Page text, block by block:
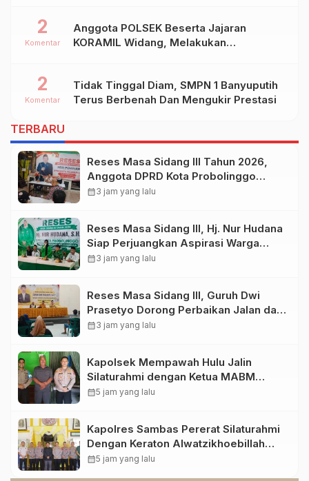
Anggota POLSEK Beserta Jajaran
KORAMIL Widang, Melakukan
Kab.TUBAN
2
Komentar
Tidak Tinggal Diam, SMPN 1 Banyuputih
Terus Berbenah Dan Mengukir Prestasi
2
Komentar
TERBARU
Reses Masa Sidang III Tahun 2026,
Anggota DPRD Kota Probolinggo
Fraksi Partai Gerindra Heri Poniman
calendar_month3 jam yang lalu
Reses Masa Sidang III, Hj. Nur Hudana
Siap Perjuangkan Aspirasi Warga
Kedopok di APBD
calendar_month3 jam yang lalu
Reses Masa Sidang III, Guruh Dwi
Prasetyo Dorong Perbaikan Jalan dan
Plengsengan di Kedopok
calendar_month3 jam yang lalu
Kapolsek Mempawah Hulu Jalin
Silaturahmi dengan Ketua MABM
Kecamatan Mempawah Hulu
calendar_month5 jam yang lalu
Kapolres Sambas Pererat Silaturahmi
Dengan Keraton Alwatzikhoebillah
Kesultanan Sambas, Perkuat Sinergi
calendar_month5 jam yang lalu